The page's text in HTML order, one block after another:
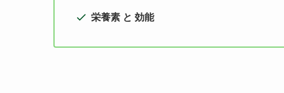
栄養素 と 効能